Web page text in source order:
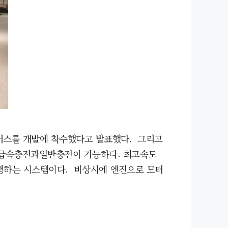
를 개발에 착수했다고 발표했다. 그리고
충전과일반충전이 가능하다. 최고속도
는 시스템이다. 비상시에 엔진으로 모터